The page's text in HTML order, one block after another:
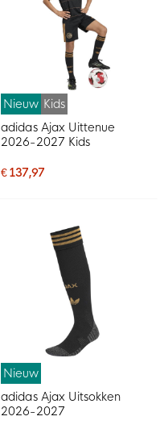
Nieuw Kids
adidas Ajax Uittenue
2026-2027 Kids
€ 137,97
Nieuw
adidas Ajax Uitsokken
2026-2027